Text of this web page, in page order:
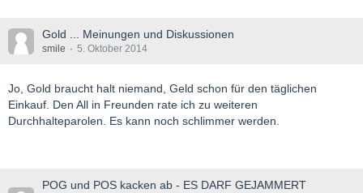
Gold ... Meinungen und Diskussionen
smile 5. Oktober 2014
Jo, Gold braucht halt niemand, Geld schon für den täglichen
Einkauf. Den All in Freunden rate ich zu weiteren
Durchhalteparolen. Es kann noch schlimmer werden.
POG und POS kacken ab - ES DARF GEJAMMERT